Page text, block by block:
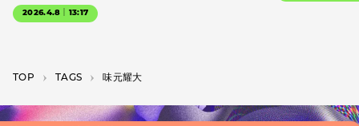
2026.4.8｜13:17
TOP T­A­G­S 味元耀大